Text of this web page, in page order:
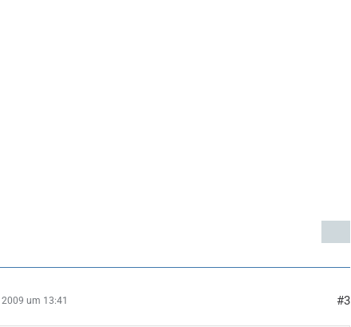
um 13:41 #3